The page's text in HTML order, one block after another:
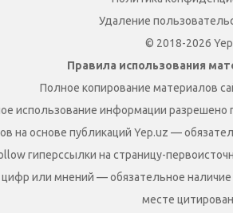
Удаление
© 2018-2026
Правила использования
Полное копирование материалов
использование информации
на основе публикаций Yep.uz —
гиперссылки на страницу-
или мнений — обязательное
месте